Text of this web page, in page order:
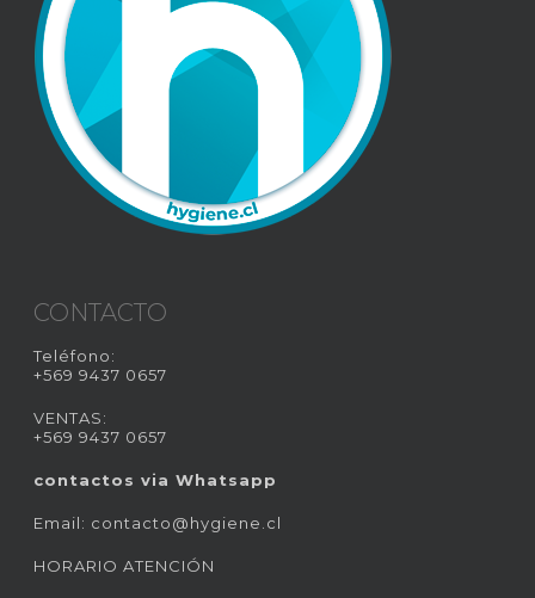
CONTACTO
Teléfono:
+569 9437 0657
VENTAS:
+569 9437 0657
contactos via Whatsapp
Email: contacto@hygiene.cl
HORARIO ATENCIÓN